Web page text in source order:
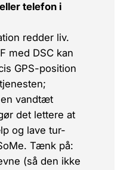
telefon i
redder liv.
med DSCkan
GPS-position
vandtæt
det lettere at
og lave tur-
Tænk på:
(så den ikke